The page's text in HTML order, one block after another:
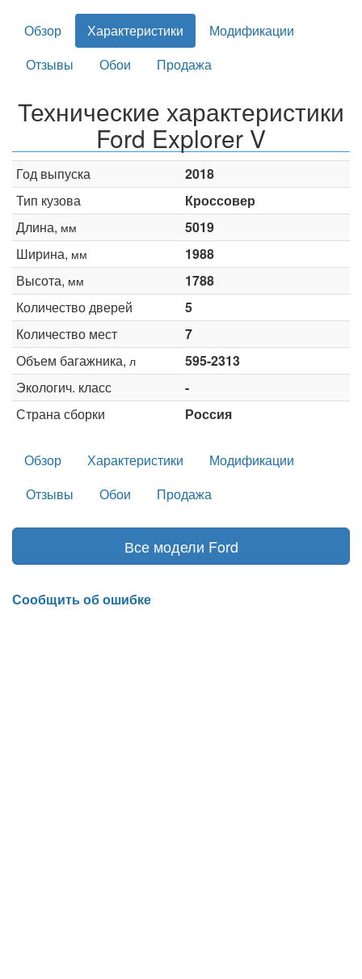
Обзор Характеристики
Модификации
Отзывы
Обои Продажа
Технические характеристики
Ford Explorer V
Год выпуска
2018
Тип кузова
Кроссовер
Длина, мм
5019
Ширина, мм
1988
Высота, мм
1788
Количество дверей
5
Количество мест
7
Объем багажника, л
595-2313
Экологич. класс
-
Страна сборки
Россия
Обзор Характеристики
Модификации
Отзывы
Обои Продажа
Все модели Ford
Сообщить об ошибке